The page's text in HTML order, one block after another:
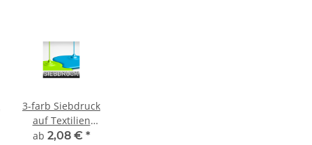
3-farb Siebdruck
auf Textilien
inkl. Film und
ab 2,08 € *